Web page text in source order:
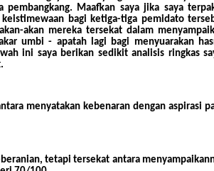
Maafkan saya jika saya
bagi ketiga-tiga pemidato
akan mereka tersekat dalam
umbi - apatah lagi bagi menyuarakan
ini saya berikan sedikit analisis ringkas
menyatakan kebenaran dengan aspirasi
tetapi tersekat antara